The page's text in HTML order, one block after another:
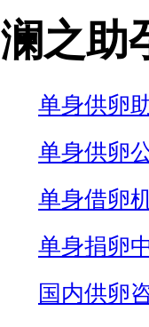
澜之助
单身供卵
单身供卵
单身借卵
单身捐卵
国内供卵